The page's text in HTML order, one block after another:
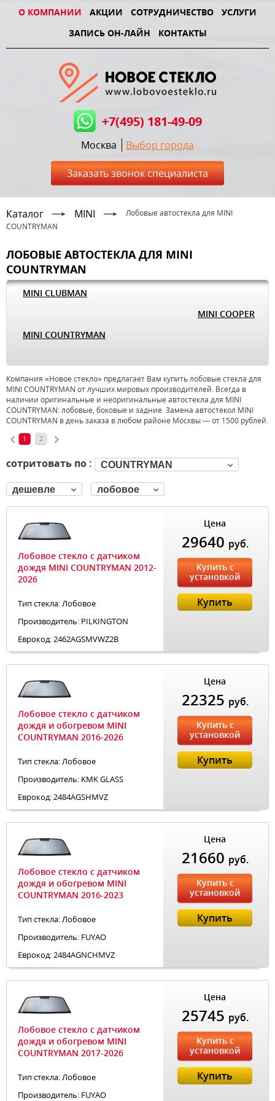
О КОМПАНИИ АКЦИИ СОТРУДНИЧЕСТВО
УСЛУГИ
ЗАПИСЬ ОН-ЛАЙН
КОНТАКТЫ
+7(495) 181-49-09
Москва Выбор города
Заказать звонок специалиста
Каталог MINI
Лобовые автостекла для MINI
COUNTRYMAN
ЛОБОВЫЕ АВТОСТЕКЛА ДЛЯ MINI
COUNTRYMAN
MINI CLUBMAN
MINI COOPER
MINI COUNTRYMAN
Компания «Новое стекло» предлагает Вам купить лобовые стекла для
MINI COUNTRYMAN от лучших мировых производителей. Всегда в
наличии оригинальные и неоригинальные автостекла для MINI
COUNTRYMAN: лобовые, боковые и задние. Замена автостекол MINI
COUNTRYMAN в день заказа в любом районе Москвы — от 1500 рублей.
1 2
сотритовать по : COUNTRYMAN
дешевле лобовое
Лобовое стекло с датчиком
дождя MINI COUNTRYMAN 2012-
2026
Тип стекла: Лобовое
Производитель: PILKINGTON
Еврокод: 2462AGSMVWZ2B
Цена
29640 руб.
Купить с
установкой
Купить
Лобовое стекло с датчиком
дождя и обогревом MINI
COUNTRYMAN 2016-2026
Тип стекла: Лобовое
Производитель: KMK GLASS
Еврокод: 2484AGSHMVZ
Цена
22325 руб.
Купить с
установкой
Купить
Лобовое стекло с датчиком
дождя и обогревом MINI
COUNTRYMAN 2016-2023
Тип стекла: Лобовое
Производитель: FUYAO
Еврокод: 2484AGNCHMVZ
Цена
21660 руб.
Купить с
установкой
Купить
Лобовое стекло с датчиком
дождя и обогревом MINI
COUNTRYMAN 2017-2026
Тип стекла: Лобовое
Производитель: FUYAO
Цена
25745 руб.
Купить с
установкой
Купить